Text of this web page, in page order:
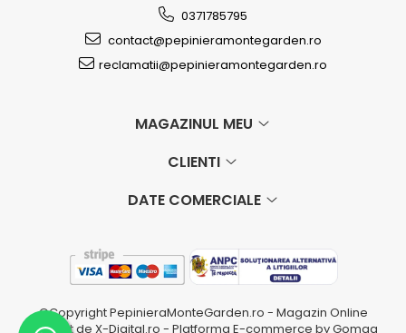
0371785795
contact@pepinieramontegarden.ro
reclamatii@pepinieramontegarden.ro
MAGAZINUL MEU
CLIENTI
DATE COMERCIALE
©Copyright PepinieraMonteGarden.ro - Magazin Online
realizat de X-Digital.ro - Platforma E-commerce by Gomag